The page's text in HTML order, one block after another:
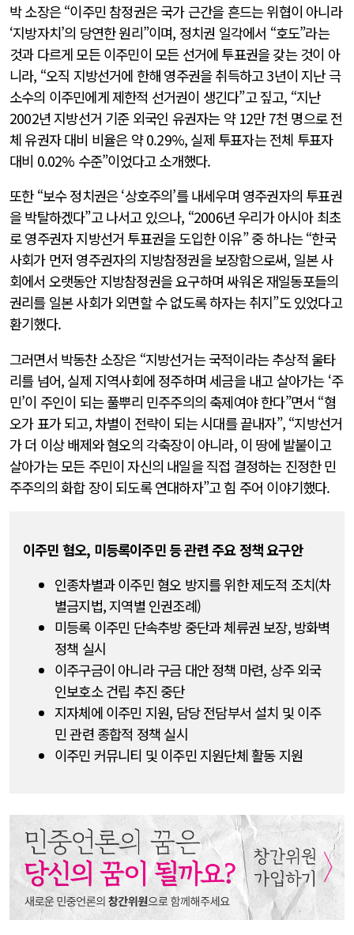
박 소장은 “이주민 참정권은 국가 근간을 흔드는 위협이 아니라
‘지방자치’의 당연한 원리”이며, 정치권 일각에서 “호도”라는
것과 다르게 모든 이주민이 모든 선거에 투표권을 갖는 것이 아
니라, “오직 지방선거에 한해 영주권을 취득하고 3년이 지난 극
소수의 이주민에게 제한적 선거권이 생긴다”고 짚고, “지난
2002년 지방선거 기준 외국인 유권자는 약 12만 7천 명으로 전
체 유권자 대비 비율은 약 0.29%, 실제 투표자는 전체 투표자
대비 0.02% 수준”이었다고 소개했다.
또한 “보수 정치권은 ‘상호주의’를 내세우며 영주권자의 투표권
을 박탈하겠다”고 나서고 있으나, “2006년 우리가 아시아 최초
로 영주권자 지방선거 투표권을 도입한 이유” 중 하나는 “한국
사회가 먼저 영주권자의 지방참정권을 보장함으로써, 일본 사
회에서 오랫동안 지방참정권을 요구하며 싸워온 재일동포들의
권리를 일본 사회가 외면할 수 없도록 하자는 취지”도 있었다고
환기했다.
그러면서 박동찬 소장은 “지방선거는 국적이라는 추상적 울타
리를 넘어, 실제 지역사회에 정주하며 세금을 내고 살아가는 ‘주
민’이 주인이 되는 풀뿌리 민주주의의 축제여야 한다”면서 “혐
오가 표가 되고, 차별이 전략이 되는 시대를 끝내자”, “지방선거
가 더 이상 배제와 혐오의 각축장이 아니라, 이 땅에 발붙이고
살아가는 모든 주민이 자신의 내일을 직접 결정하는 진정한 민
주주의의 화합 장이 되도록 연대하자”고 힘 주어 이야기했다.
이주민 혐오, 미등록이주민 등 관련 주요 정책 요구안
인종차별과 이주민 혐오 방지를 위한 제도적 조치(차
별금지법, 지역별 인권조례)
미등록 이주민 단속추방 중단과 체류권 보장, 방화벽
정책 실시
이주구금이 아니라 구금 대안 정책 마련, 상주 외국
인보호소 건립 추진 중단
지자체에 이주민 지원, 담당 전담부서 설치 및 이주
민 관련 종합적 정책 실시
이주민 커뮤니티 및 이주민 지원단체 활동 지원